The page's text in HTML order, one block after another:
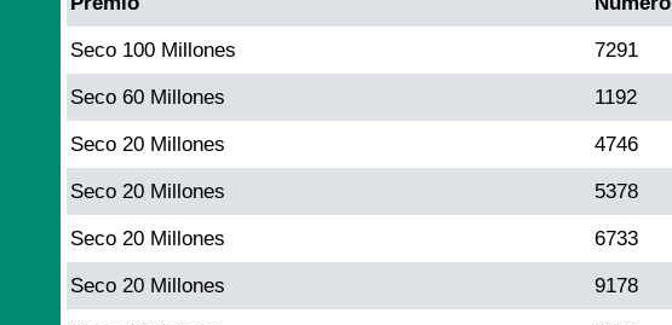
Seco 100 Millones 7291
Seco 60 Millones 1192
Seco 20 Millones 4746
Seco 20 Millones 5378
Seco 20 Millones 6733
Seco 20 Millones 9178